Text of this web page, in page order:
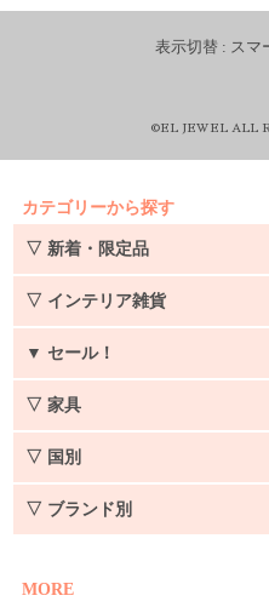
表示切替 : スマ
©EL JEWEL ALL
カテゴリーから探す
▽ 新着・限定品
▽ インテリア雑貨
▼ セール！
▽ 家具
▽ 国別
▽ ブランド別
MORE